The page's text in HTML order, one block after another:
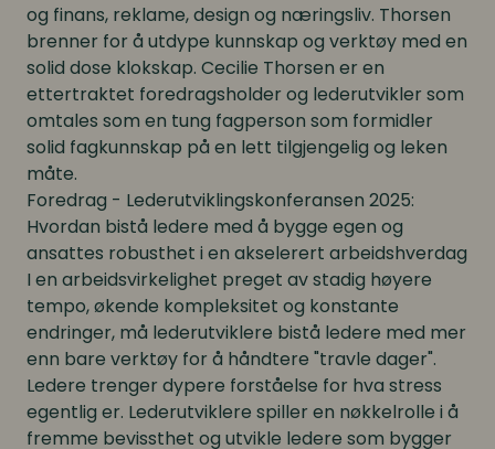
og finans, reklame, design og næringsliv. Thorsen
brenner for å utdype kunnskap og verktøy med en
solid dose klokskap. Cecilie Thorsen er en
ettertraktet foredragsholder og lederutvikler som
omtales som en tung fagperson som formidler
solid fagkunnskap på en lett tilgjengelig og leken
måte.
Foredrag - Lederutviklingskonferansen 2025:
Hvordan bistå ledere med å bygge egen og
ansattes robusthet i en akselerert arbeidshverdag
I en arbeidsvirkelighet preget av stadig høyere
tempo, økende kompleksitet og konstante
endringer, må lederutviklere bistå ledere med mer
enn bare verktøy for å håndtere "travle dager".
Ledere trenger dypere forståelse for hva stress
egentlig er. Lederutviklere spiller en nøkkelrolle i å
fremme bevissthet og utvikle ledere som bygger